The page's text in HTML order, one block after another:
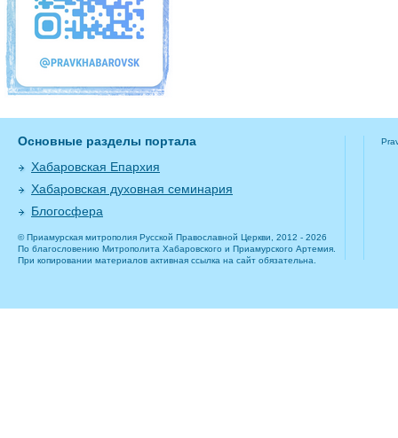
Основные разделы портала
Хабаровская Епархия
Хабаровская духовная семинария
Блогосфера
© Приамурская митрополия Русской Православной Церкви, 2012 - 2026
По благословению Митрополита Хабаровского и Приамурского Артемия.
При копировании материалов активная ссылка на сайт обязательна.